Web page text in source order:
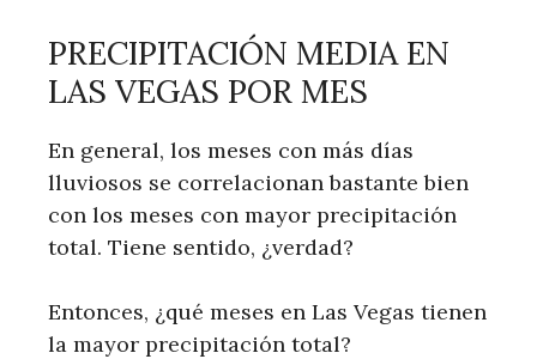
PRECIPITACIÓN MEDIA EN
LAS VEGAS POR MES
En general, los meses con más días
lluviosos se correlacionan bastante bien
con los meses con mayor precipitación
total. Tiene sentido, ¿verdad?
Entonces, ¿qué meses en Las Vegas tienen
la mayor precipitación total?